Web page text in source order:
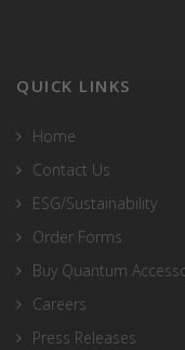
QUICK LINKS
Home
Contact Us
ESG/Sustainability
Order Forms
Buy Quantum
Careers
Press Releases